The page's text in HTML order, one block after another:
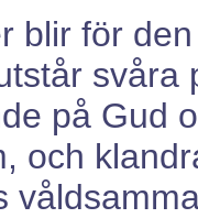
blir för
svåra
på Gud
och